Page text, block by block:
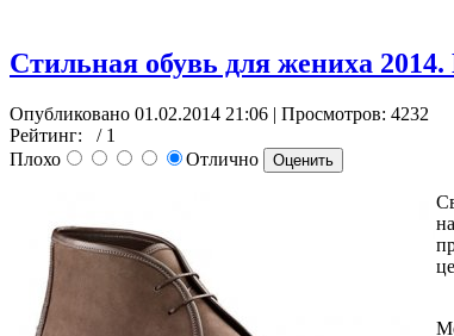
Стильная обувь для жениха 2014.
Опубликовано 01.02.2014 21:06 | Просмотров: 4232
Рейтинг:
/ 1
Плохо
Отлично